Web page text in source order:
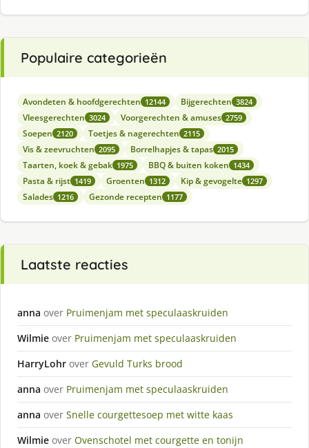
Populaire categorieën
Avondeten & hoofdgerechten 12144 Bijgerechten 3824
Vleesgerechten 3024 Voorgerechten & amuses 2759
Soepen 2120 Toetjes & nagerechten 2115
Vis & zeevruchten 2095 Borrelhapjes & tapas 2015
Taarten, koek & gebak 1975 BBQ & buiten koken 1434
Pasta & rijst 1419 Groenten 1312 Kip & gevogelte 1297
Salades 1216 Gezonde recepten 1177
Laatste reacties
anna over Pruimenjam met speculaaskruiden
Wilmie over Pruimenjam met speculaaskruiden
HarryLohr over Gevuld Turks brood
anna over Pruimenjam met speculaaskruiden
anna over Snelle courgettesoep met witte kaas
Wilmie over Ovenschotel met courgette en tonijn